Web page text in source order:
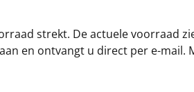
strekt. De actuele voorraad
en ontvangt u direct per e-